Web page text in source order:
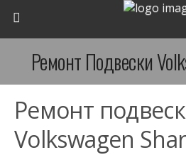
Ремонт Подвески
Ремонт
Volkswagen